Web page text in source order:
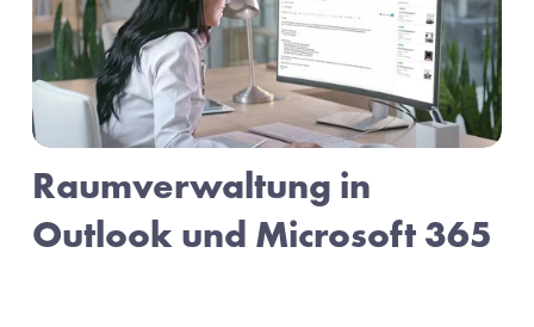
Raumverwaltung in
Outlook und Microsoft 365